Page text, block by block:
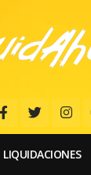
LIQUIDACIONES